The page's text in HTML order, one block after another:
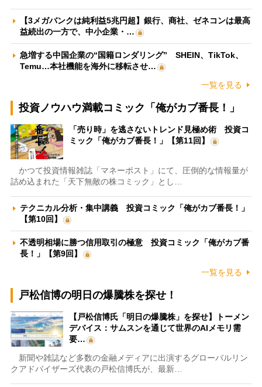
【3メガバンクは純利益5兆円超】銀行、商社、ゼネコンは最高
益続出の一方で、中小企業・…
急増する中国企業の“国籍ロンダリング” SHEIN、TikTok、
Temu…本社機能を海外に移転させ…
一覧を見る
投資ノウハウ満載コミック「俺がカブ番長！」
「売り時」を逃さないトレンド見極め術 投資コ
ミック「俺がカブ番長！」【第11回】
かつて投資情報雑誌「マネーポスト」にて、圧倒的な情報量が
詰め込まれた「天下無敵の株コミック」とし…
テクニカル分析・集中講義 投資コミック「俺がカブ番長！」
【第10回】
不透明相場に勝つ信用取引の極意 投資コミック「俺がカブ番
長！」【第9回】
一覧を見る
戸松信博の明日の爆騰株を探せ！
【戸松信博氏「明日の爆騰株」を探せ】トーメン
デバイス：サムスンを通じて世界のAIメモリ需
要…
新聞や雑誌など多数の金融メディアに出演するグローバルリン
クアドバイザーズ代表の戸松信博氏が、最新…